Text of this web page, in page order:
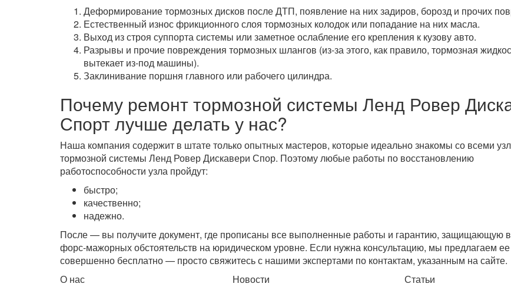
Деформирование тормозных дисков после ДТП, появление на них задиров, борозд и прочих
Естественный износ фрикционного слоя тормозных колодок или попадание на них масла.
Выход из строя суппорта системы или заметное ослабление его крепления к кузову авто.
Разрывы и прочие повреждения тормозных шлангов (из-за этого, как правило, тормозная
вытекает из-под машины).
Заклинивание поршня главного или рабочего цилиндра.
Почему ремонт тормозной системы Ленд Ровер
Спорт лучше делать у нас?
Наша компания содержит в штате только опытных мастеров, которые идеально знакомы со всеми
тормозной системы Ленд Ровер Дискавери Спор. Поэтому любые работы по восстановлению
работоспособности узла пройдут:
быстро;
качественно;
надежно.
После — вы получите документ, где прописаны все выполненные работы и гарантию, защищающую
форс-мажорных обстоятельств на юридическом уровне. Если нужна консультацию, мы предлагаем ее
совершенно бесплатно — просто свяжитесь с нашими экспертами по контактам, указанным на сайте.
О нас Новости Статьи